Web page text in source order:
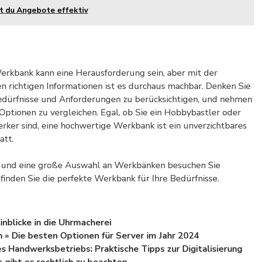
du Angebote effektiv
kann eine Herausforderung sein, aber mit der
richtigen Informationen ist es durchaus machbar. Denken Sie
und Anforderungen zu berücksichtigen, und nehmen
zu vergleichen. Egal, ob Sie ein Hobbybastler oder
sind, eine hochwertige Werkbank ist ein unverzichtbares
eine große Auswahl an Werkbänken besuchen Sie
Sie die perfekte Werkbank für Ihre Bedürfnisse.
in die Uhrmacherei
» Die besten Optionen für Server im Jahr 2024
Handwerksbetriebs: Praktische Tipps zur Digitalisierung